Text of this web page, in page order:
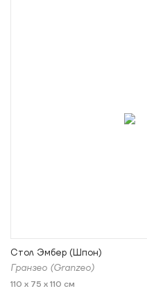
Стол Эмбер (Шпон)
Гранзео (Granzeo)
110 x 75 x 110 см